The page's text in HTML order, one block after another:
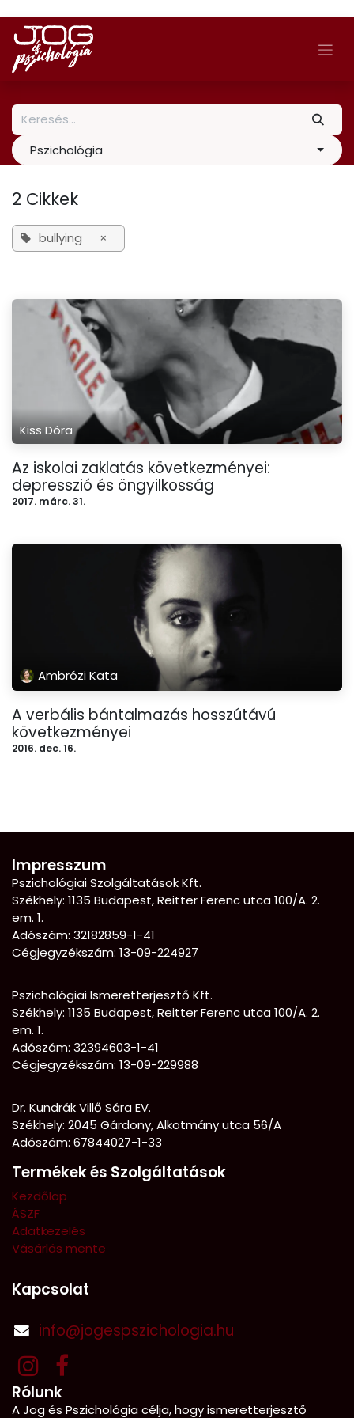
Skip to Content
Pszichológia
2 Cikkek
bullying ×
Kiss Dóra
Az iskolai zaklatás következményei:
depresszió és öngyilkosság
2017. márc. 31.
Ambrózi Kata
A verbális bántalmazás hosszútávú
következményei
2016. dec. 16.
Impresszum
Pszichológiai Szolgáltatások Kft.
Székhely: 1135 Budapest, Reitter Ferenc utca 100/A. 2.
em. 1.
Adószám: 32182859-1-41
Cégjegyzékszám: 13-09-224927
Pszichológiai Ismeretterjesztő Kft.
Székhely: 1135 Budapest, Reitter Ferenc utca 100/A. 2.
em. 1.
Adószám: 32394603-1-41
Cégjegyzékszám: 13-09-229988
Dr. Kundrák Villő Sára EV.
Székhely: 2045 Gárdony, Alkotmány utca 56/A
Adószám: 67844027-1-33
Termékek és Szolgáltatások
Kezdőlap
ÁSZF
Adatkezelés
Vásárlás mente
Kapcsolat
info@jogespszichologia.hu
Rólunk
A Jog és Pszichológia célja, hogy ismeretterjesztő